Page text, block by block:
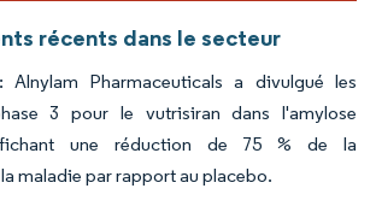
récents dans le secteur
Alnylam Pharmaceuticals a divulgué les
3 pour le vutrisiran dans l'amylose
une réduction de 75 % de la
maladie par rapport au placebo.